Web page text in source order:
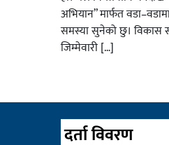
अभियान” मार्फत
समस्या सुनेको छु। विकास
जिम्मेवारी […]
दर्ता विवरण